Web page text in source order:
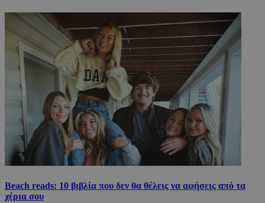
Beach reads: 10 βιβλία που δεν θα θέλεις να αφήσεις από τα
χέρια σου